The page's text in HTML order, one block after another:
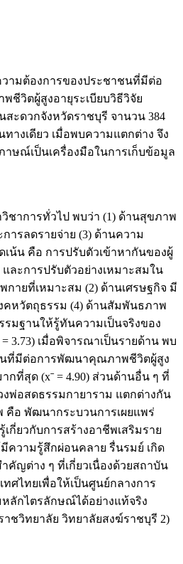
ามต้องการของประชาชนที่มีต่อ
วิตผู้สูงอายุระเบียบวิธีวิจัย
ะดวกจังหวัดราชบุรี จานวน 384
างเดียว เมื่อพบความแตกต่าง จึง
ษณ์เป็นเครื่องมือในการเก็บข้อมูล
าการทั่วไป พบว่า (1) ด้านสุขภาพ
ารลดรายจ่าย (3) ด้านความ
น้น คือ การปรับตัวเข้าหากันของผู้
ะการปรับตัวอย่างเหมาะสมใน
ยที่เหมาะสม (2) ด้านเศรษฐกิจ มี
หวัตถุธรรม (4) ด้านสัมพันธภาพ
มฐานให้รู้ทันความเป็นจริงของ
เมื่อพิจารณาเป็นรายด้าน พบ
นที่มีต่อการพัฒนาคุณภาพชีวิตผู้สูง
ที่สุด (xˉ = 4.90) ส่วนด้านอื่น ๆ ที่
พ่อสดธรรมกายาราม แตกต่างกัน
อ พัฒนากระบวนการเผยแพร่
ยวกับการสร้างอาชีพเสริมราย
ความรู้สึกผ่อนคลาย รื่นรมย์ เกิด
ญต่าง ๆ ที่เกี่ยวเนื่องด้วยสถาบัน
ศไทยเพื่อให้เป็นศูนย์กลางการ
ลักไตรลักษณ์ได้อย่างแท้จริง
ชวิทยาลัย วิทยาลัยสงฆ์ราชบุรี 2)